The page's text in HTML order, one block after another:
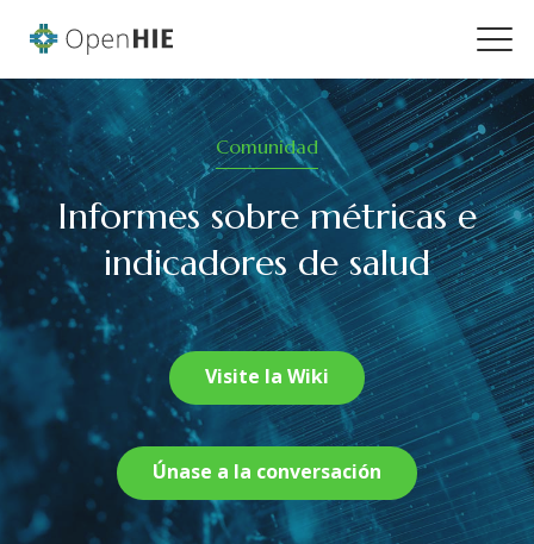
Comunidad
Informes sobre métricas e
indicadores de salud
Visite la Wiki
Únase a la conversación